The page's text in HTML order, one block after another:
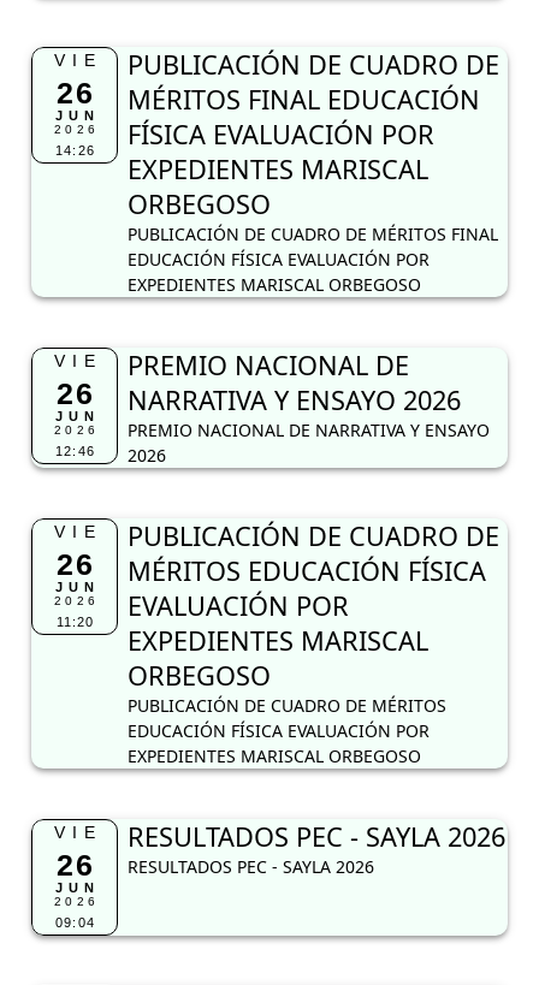
VIE
26
JUN
2026
14:26
PUBLICACIÓN DE CUADRO DE
MÉRITOS FINAL EDUCACIÓN
FÍSICA EVALUACIÓN POR
EXPEDIENTES MARISCAL
ORBEGOSO
PUBLICACIÓN DE CUADRO DE MÉRITOS FINAL
EDUCACIÓN FÍSICA EVALUACIÓN POR
EXPEDIENTES MARISCAL ORBEGOSO
VIE
26
JUN
2026
12:46
PREMIO NACIONAL DE
NARRATIVA Y ENSAYO 2026
PREMIO NACIONAL DE NARRATIVA Y ENSAYO
2026
VIE
26
JUN
2026
11:20
PUBLICACIÓN DE CUADRO DE
MÉRITOS EDUCACIÓN FÍSICA
EVALUACIÓN POR
EXPEDIENTES MARISCAL
ORBEGOSO
PUBLICACIÓN DE CUADRO DE MÉRITOS
EDUCACIÓN FÍSICA EVALUACIÓN POR
EXPEDIENTES MARISCAL ORBEGOSO
VIE
26
JUN
2026
09:04
RESULTADOS PEC - SAYLA 2026
RESULTADOS PEC - SAYLA 2026